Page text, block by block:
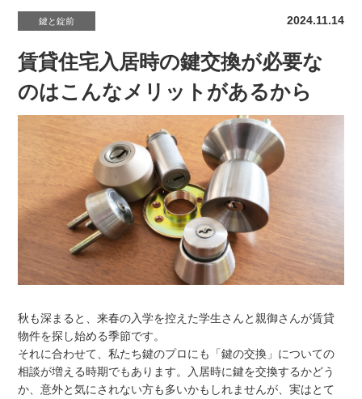
鍵と錠前 2024.11.14
賃貸住宅入居時の鍵交換が必要な
のはこんなメリットがあるから
秋も深まると、来春の入学を控えた学生さんと親御さんが賃貸
物件を探し始める季節です。
それに合わせて、私たち鍵のプロにも「鍵の交換」についての
相談が増える時期でもあります。入居時に鍵を交換するかどう
か、意外と気にされない方も多いかもしれませんが、実はとて